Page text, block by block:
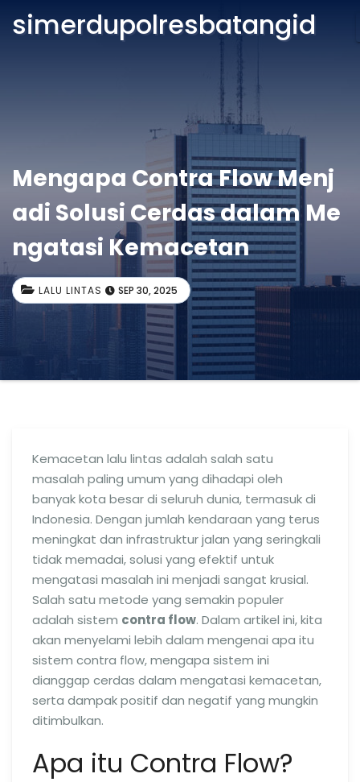
simerdupolresbatangid
Mengapa Contra Flow Menj
adi Solusi Cerdas dalam Me
ngatasi Kemacetan
LALU LINTAS SEP 30, 2025
Kemacetan lalu lintas adalah salah satu
masalah paling umum yang dihadapi oleh
banyak kota besar di seluruh dunia, termasuk di
Indonesia. Dengan jumlah kendaraan yang terus
meningkat dan infrastruktur jalan yang seringkali
tidak memadai, solusi yang efektif untuk
mengatasi masalah ini menjadi sangat krusial.
Salah satu metode yang semakin populer
adalah sistem contra flow. Dalam artikel ini, kita
akan menyelami lebih dalam mengenai apa itu
sistem contra flow, mengapa sistem ini
dianggap cerdas dalam mengatasi kemacetan,
serta dampak positif dan negatif yang mungkin
ditimbulkan.
Apa itu Contra Flow?